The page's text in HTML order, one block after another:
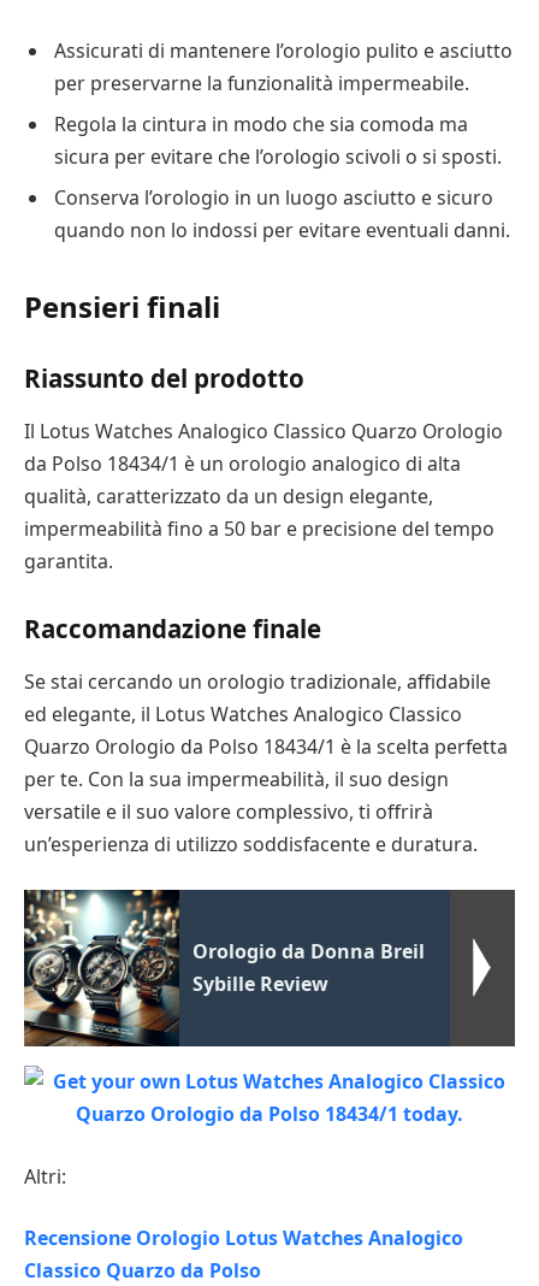
Assicurati di mantenere l’orologio pulito e asciutto
per preservarne la funzionalità impermeabile.
Regola la cintura in modo che sia comoda ma
sicura per evitare che l’orologio scivoli o si sposti.
Conserva l’orologio in un luogo asciutto e sicuro
quando non lo indossi per evitare eventuali danni.
Pensieri finali
Riassunto del prodotto
Il Lotus Watches Analogico Classico Quarzo Orologio
da Polso 18434/1 è un orologio analogico di alta
qualità, caratterizzato da un design elegante,
impermeabilità fino a 50 bar e precisione del tempo
garantita.
Raccomandazione finale
Se stai cercando un orologio tradizionale, affidabile
ed elegante, il Lotus Watches Analogico Classico
Quarzo Orologio da Polso 18434/1 è la scelta perfetta
per te. Con la sua impermeabilità, il suo design
versatile e il suo valore complessivo, ti offrirà
un’esperienza di utilizzo soddisfacente e duratura.
Orologio da Donna Breil
Sybille Review
Altri:
Recensione Orologio Lotus Watches Analogico
Classico Quarzo da Polso